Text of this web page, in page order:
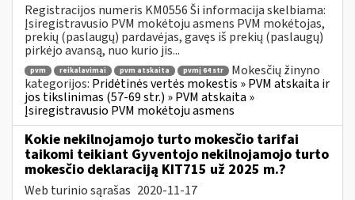
Registracijos numeris KM0556 Ši informacija skelbiama:
Įsiregistravusio PVM mokėtoju asmens PVM mokėtojas,
prekių (paslaugų) pardavėjas, gavęs iš prekių (paslaugų)
pirkėjo avansą, nuo kurio jis...
pvm reikalavimai pvm atskaita pvmį 64 str
Mokesčių žinyno
kategorijos: Pridėtinės vertės mokestis » PVM atskaita ir
jos tikslinimas (57-69 str.) » PVM atskaita »
Įsiregistravusio PVM mokėtoju asmens
Kokie nekilnojamojo turto mokesčio tarifai
taikomi teikiant Gyventojo nekilnojamojo turto
mokesčio deklaraciją KIT715 už 2025 m.?
Web turinio sąrašas 2020-11-17